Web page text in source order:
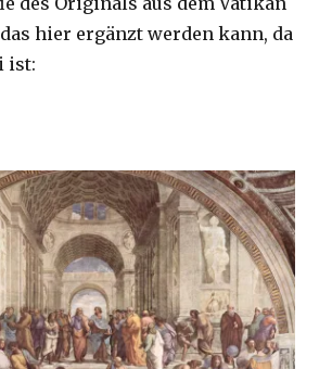
hier ergänzt werden kann, da
ist: